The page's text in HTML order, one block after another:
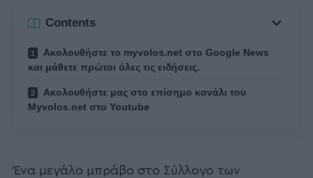
Contents
Ακολουθήστε το myvolos.net στο Google News
και μάθετε πρώτοι όλες τις ειδήσεις.
Ακολουθήστε μας στο επίσημο κανάλι του
Myvolos.net στο Youtube
Ένα μεγάλο μπράβο στο Σύλλογο των